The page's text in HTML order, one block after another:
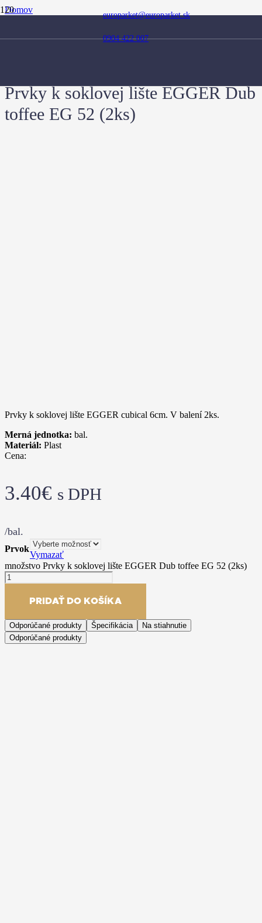
europarket@europarket.sk
0904 422 007
Domov
Soklové lišty
Prvky k soklovej lište EGGER Dub
toffee EG 52 (2ks)
Prvky k soklovej lište EGGER cubical 6cm. V balení 2ks.
Merná jednotka: bal.
Materiál: Plast
Cena:
3.40€ s DPH
/bal.
Prvok
Vymazať
množstvo Prvky k soklovej lište EGGER Dub toffee EG 52 (2ks)
PRIDAŤ DO KOŠÍKA
Odporúčané produkty Špecifikácia
Na stiahnutie
Odporúčané produkty